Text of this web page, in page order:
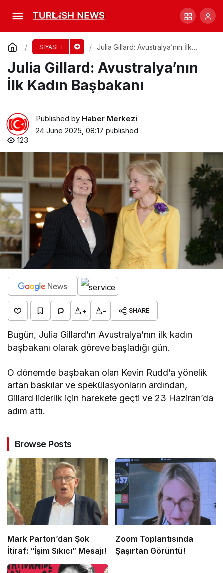
SİYASET
Julia Gillard: Avustralya’nın İlk
Julia Gillard: Avustralya’nın
İlk Kadın Başbakanı
Published by Haber Merkezi
24 June 2025, 08:17 published
123
+ - SHARE
Bugün, Julia Gillard’ın Avustralya’nın ilk kadın
başbakanı olarak göreve başladığı gün.
O dönemde başbakan olan Kevin Rudd’a yönelik
artan baskılar ve spekülasyonların ardından,
Gillard liderlik için harekete geçti ve 23 Haziran’da
adım attı.
Browse Posts
Mark Parton’dan Şok
İtiraf: “İşim Sıkıcı” Mesajı!
Zoom Toplantısında
Şaşırtan Görüntü!
Avustralya’nın Savunma Harcamalarına Acil
Talep!Comment Share